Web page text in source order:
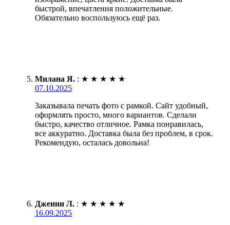
быстрой, впечатления положительные.
Обязательно воспользуюсь ещё раз.
Милана Я. : ★ ★ ★ ★ ★
07.10.2025
Заказывала печать фото с рамкой. Сайт удобный,
оформлять просто, много вариантов. Сделали
быстро, качество отличное. Рамка понравилась,
все аккуратно. Доставка была без проблем, в срок.
Рекомендую, осталась довольна!
Дженни Л. : ★ ★ ★ ★ ★
16.09.2025